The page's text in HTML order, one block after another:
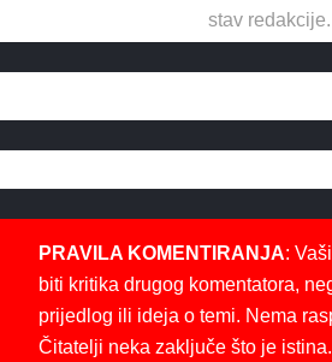
stav redakcije.
PRAVILA KOMENTIRANJA:
biti kritika drugog komentatora,
prijedlog ili ideja o temi. Nema
Čitatelji neka zaključe što je